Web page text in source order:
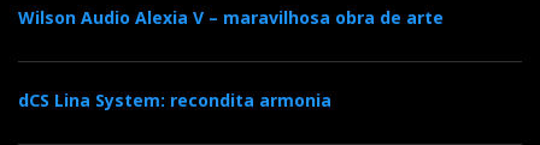
Wilson Audio Alexia V – maravilhosa obra de arte
dCS Lina System: recondita armonia